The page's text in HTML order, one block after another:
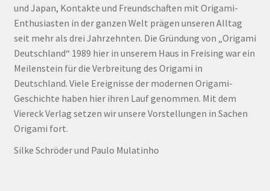
und Japan, Kontakte und Freundschaften mit Origami-
Enthusiasten in der ganzen Welt prägen unseren Alltag
seit mehr als drei Jahrzehnten. Die Gründung von „Origami
Deutschland“ 1989 hier in unserem Haus in Freising war ein
Meilenstein für die Verbreitung des Origami in
Deutschland. Viele Ereignisse der modernen Origami-
Geschichte haben hier ihren Lauf genommen. Mit dem
Viereck Verlag setzen wir unsere Vorstellungen in Sachen
Origami fort.
Silke Schröder und Paulo Mulatinho